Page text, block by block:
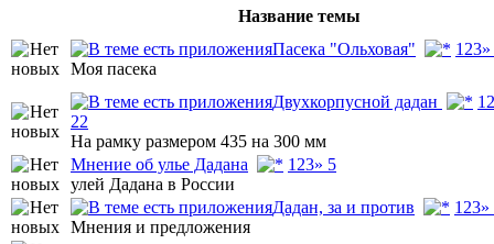
Название темы
Пасека "Ольховая"
1 23
Моя пасека
Двухкорпусной дадан
1 2
22
На рамку размером 435 на 300 мм
Мнение об улье Дадана
1 23» 5
улей Дадана в России
Дадан, за и против
1 23»
Мнения и предложения